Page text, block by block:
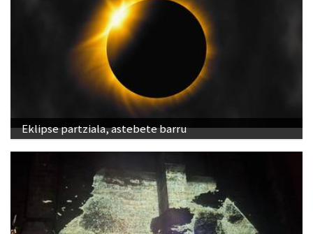
Eklipse partziala, astebete barru